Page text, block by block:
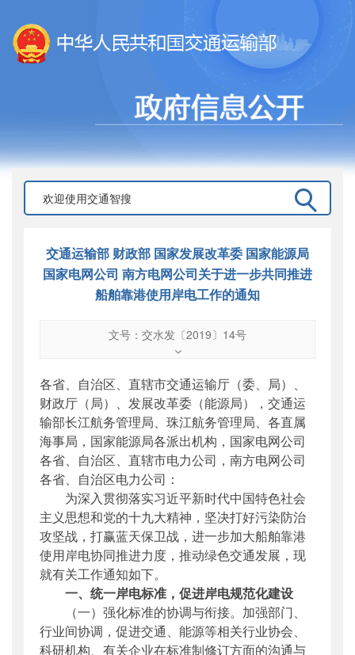
交通运输部 财政部 国家发展改革委 国家能源局
国家电网公司 南方电网公司关于进一步共同推进
船舶靠港使用岸电工作的通知
文号：交水发〔2019〕14号
交水发〔2019〕14号
公开日期：2019年02月20日
主题词：
船舶靠港;岸电;电网
机构分类：水运局
主题分类：
其他
公文类型：部文件
各省、自治区、直辖市交通运输厅（委、局）、
财政厅（局）、发展改革委（能源局），交通运
输部长江航务管理局、珠江航务管理局、各直属
海事局，国家能源局各派出机构，国家电网公司
各省、自治区、直辖市电力公司，南方电网公司
各省、自治区电力公司：
为深入贯彻落实习近平新时代中国特色社会
主义思想和党的十九大精神，坚决打好污染防治
攻坚战，打赢蓝天保卫战，进一步加大船舶靠港
使用岸电协同推进力度，推动绿色交通发展，现
就有关工作通知如下。
一、统一岸电标准，促进岸电规范化建设
（一）强化标准的协调与衔接。加强部门、
行业间协调，促进交通、能源等相关行业协会、
科研机构、有关企业在标准制修订方面的沟通与